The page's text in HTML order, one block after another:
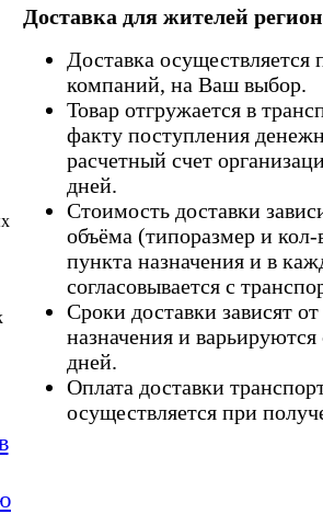
Доставка для жителей
Доставка
компаний, на Ваш выбор.
Товар отгружается в
факту поступления
расчетный счет
дней.
Стоимость доставки
объёма (типоразмер и кол-
пункта назначения и в
согласовывается с
Сроки доставки зависят
назначения и
дней.
Оплата доставки
осуществляется при